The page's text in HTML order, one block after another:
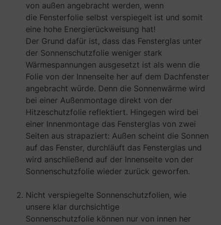
von außen angebracht werden, wenn
die Fensterfolie selbst verspiegelt ist und somit
eine hohe Energierückweisung hat!
Der Grund dafür ist, dass das Fensterglas unter
der Sonnenschutzfolie weniger stark
Wärmespannungen ausgesetzt ist als wenn die
Folie von der Innenseite her auf dem Dachfenster
angebracht würde. Denn die Sonnenwärme wird
bei einer Außenmontage direkt von der
Hitzeschutzfolie reflektiert. Hingegen wird bei
einer Innenmontage das Fensterglas von zwei
Seiten aus strapaziert: Außen scheint die Sonnen
auf das Fenster, durchläuft das Fensterglas und
wird anschließend auf der Innenseite von der
Sonnenschutzfolie wieder zurück geworfen.
Nicht verspiegelte Sonnenschutzfolien, wie
unsere klar durchsichtige
Sonnenschutzfolie können nur von innen her